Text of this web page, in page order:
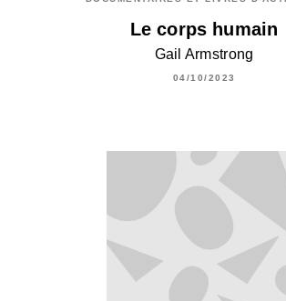
Le corps humain
Gail Armstrong
04/10/2023